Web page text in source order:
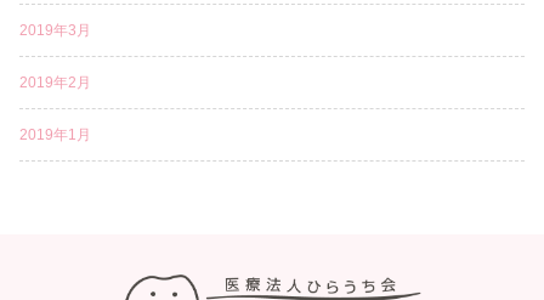
2019年3月
2019年2月
2019年1月